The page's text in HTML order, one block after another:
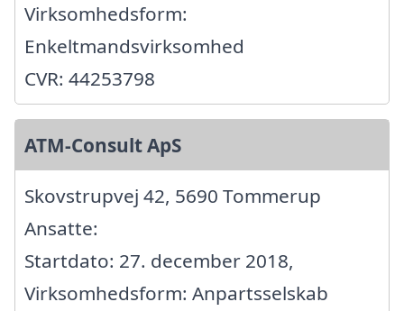
Virksomhedsform:
Enkeltmandsvirksomhed
CVR: 44253798
ATM-Consult ApS
Skovstrupvej 42, 5690 Tommerup
Ansatte:
Startdato: 27. december 2018,
Virksomhedsform: Anpartsselskab